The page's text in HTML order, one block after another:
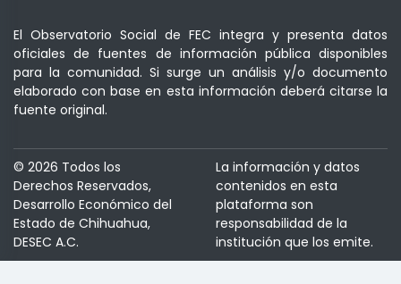
El Observatorio Social de FEC integra y presenta datos
oficiales de fuentes de información pública disponibles
para la comunidad. Si surge un análisis y/o documento
elaborado con base en esta información deberá citarse la
fuente original.
© 2026 Todos los
Derechos Reservados,
Desarrollo Económico del
Estado de Chihuahua,
DESEC A.C.
La información y datos
contenidos en esta
plataforma son
responsabilidad de la
institución que los emite.